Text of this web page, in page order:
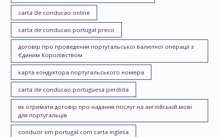
carta de conducao online
carta de conducao portugal preco
договір про проведення португальської валютної операції з
Єдиним Королівством
карта кондуктора португальського номера
carta de conducao portuguesa perdida
як отримати договір про надання послуг на англійській мові
для португальців
conduzir em portugal com carta inglesa